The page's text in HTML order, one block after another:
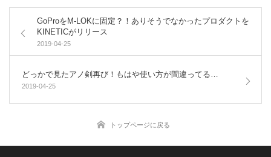
GoProをM-LOKに固定？！ありそうでなかったプロダクトを
KINETICがリリース
2019-04-25
どっかで見たアノ剣再び！もはや使い方が間違ってる…
2019-04-25
トップページに戻る